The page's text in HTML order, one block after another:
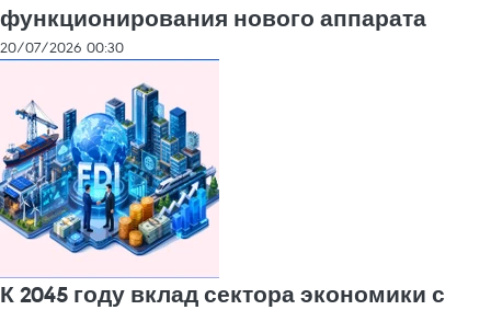
функционирования нового аппарата
20/07/2026 00:30
К 2045 году вклад сектора экономики с